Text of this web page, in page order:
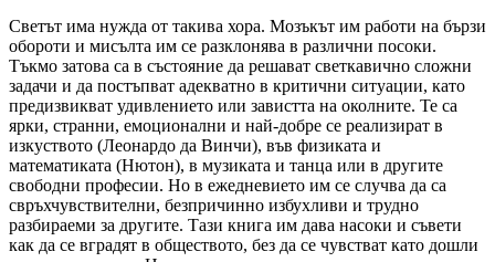
Светът има нужда от такива хора. Мозъкът им работи на бързи
обороти и мисълта им се разклонява в различни посоки.
Тъкмо затова са в състояние да решават светкавично сложни
задачи и да постъпват адекватно в критични ситуации, като
предизвикват удивлението или завистта на околните. Те са
ярки, странни, емоционални и най-добре се реализират в
изкуството (Леонардо да Винчи), във физиката и
математиката (Нютон), в музиката и танца или в другите
свободни професии. Но в ежедневието им се случва да са
свръхчувствителни, безпричинно избухливи и трудно
разбираеми за другите. Тази книга им дава насоки и съвети
как да се вградят в обществото, без да се чувстват като дошли